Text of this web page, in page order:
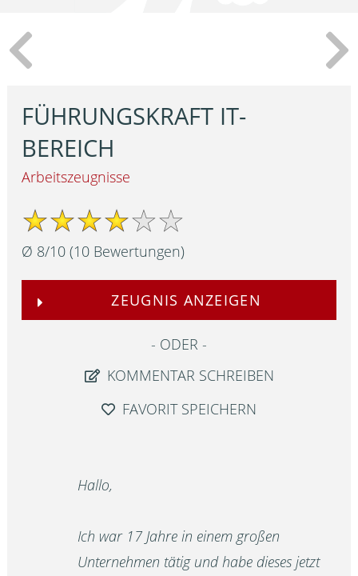
FÜHRUNGSKRAFT IT-
BEREICH
Arbeitszeugnisse
Ø 8/10 (10 Bewertungen)
ZEUGNIS ANZEIGEN
ODER
KOMMENTAR SCHREIBEN
FAVORIT SPEICHERN
Hallo,
Ich war 17 Jahre in einem großen
Unternehmen tätig und habe dieses jetzt